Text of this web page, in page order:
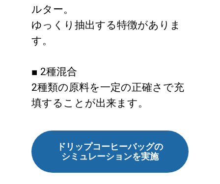
ルター。
ゆっくり抽出する特徴がありま
す。
■ 2種混合
2種類の原料を一定の正確さで充
填することが出来ます。
ドリップコーヒーバッグの
シミュレーションを実施